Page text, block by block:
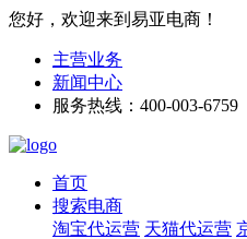
您好，欢迎来到易亚电商！
主营业务
新闻中心
服务热线：400-003-6759
首页
搜索电商
淘宝代运营 天猫代运营